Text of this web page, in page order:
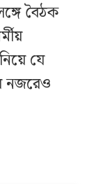
বৈঠক
যে
নজরেও